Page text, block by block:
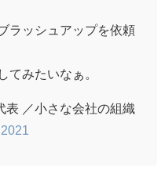
ラッシュアップを依頼
てみたいなぁ。
／小さな会社の組織